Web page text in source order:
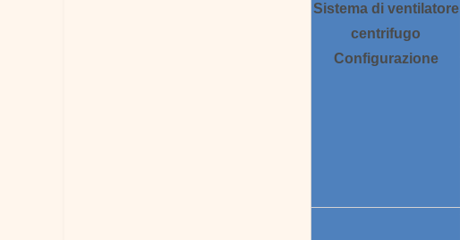
Sistemadi ventilatore
centrifugo
Configurazione